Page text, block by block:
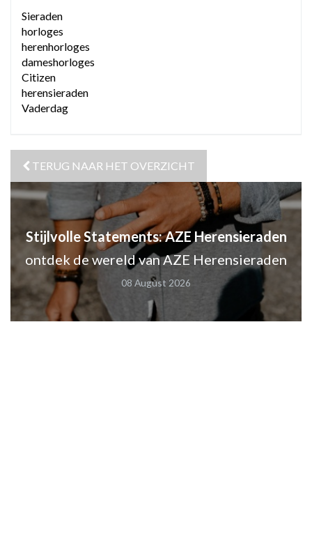
Sieraden
horloges
herenhorloges
dameshorloges
Citizen
herensieraden
Vaderdag
TERUG NAAR HET OVERZICHT
Stijlvolle Statements: AZE Herensieraden
ontdek de wereld van AZE Herensieraden
08 August 2026